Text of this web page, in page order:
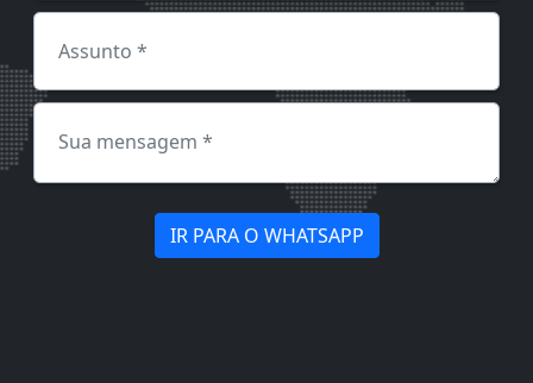
IR PARA O WHATSAPP